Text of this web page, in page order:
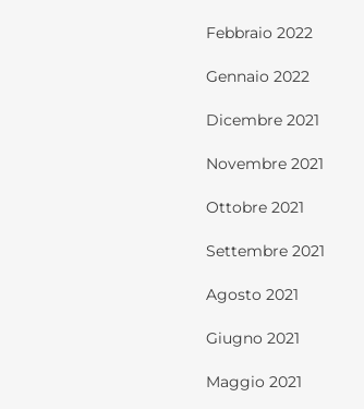
Febbraio 2022
Gennaio 2022
Dicembre 2021
Novembre 2021
Ottobre 2021
Settembre 2021
Agosto 2021
Giugno 2021
Maggio 2021